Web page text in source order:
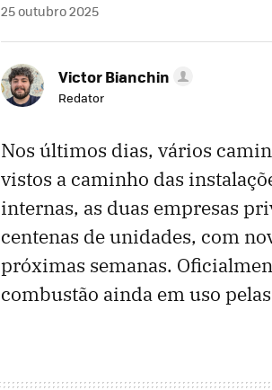
25 outubro 2025
Victor Bianchin
Redator
Nos últimos dias, vários
vistos a caminho das
internas, as duas empresas
centenas de unidades, com
próximas semanas.
combustão ainda em uso